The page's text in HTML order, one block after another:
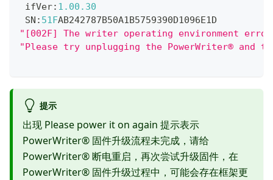
ifVer: 1.00 .30
SN : 51FAB242787B50A1B5759390D1096E1D
"[002F] The writer operating environment
"Please try unplugging the PowerWriter® and
提示
出现 Please power it on again 提示表示
PowerWriter® 固件升级流程未完成，请给
PowerWriter® 断电重启，再次尝试升级固件，在
PowerWriter® 固件升级过程中，可能会存在框架更